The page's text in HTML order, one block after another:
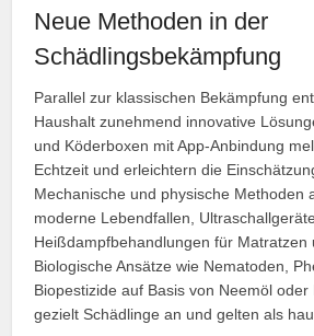
Neue Methoden in der
Schädlingsbekämpfung
Parallel zur klassischen Bekämpfung
Haushalt zunehmend innovative
und Köderboxen mit App-Anbindung
Echtzeit und erleichtern die
Mechanische und physische Methoden
moderne Lebendfallen,
Heißdampfbehandlungen für Matratzen
Biologische Ansätze wie Nematoden,
Biopestizide auf Basis von Neemöl oder
gezielt Schädlinge an und gelten als